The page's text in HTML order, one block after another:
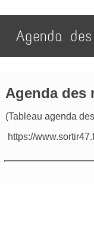
Agenda
Agenda des
(Tableau agenda
https://